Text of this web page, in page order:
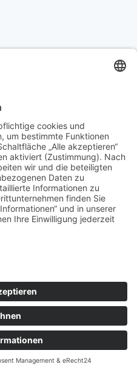
|Datenschutzerklärung